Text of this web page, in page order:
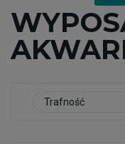
Trafność